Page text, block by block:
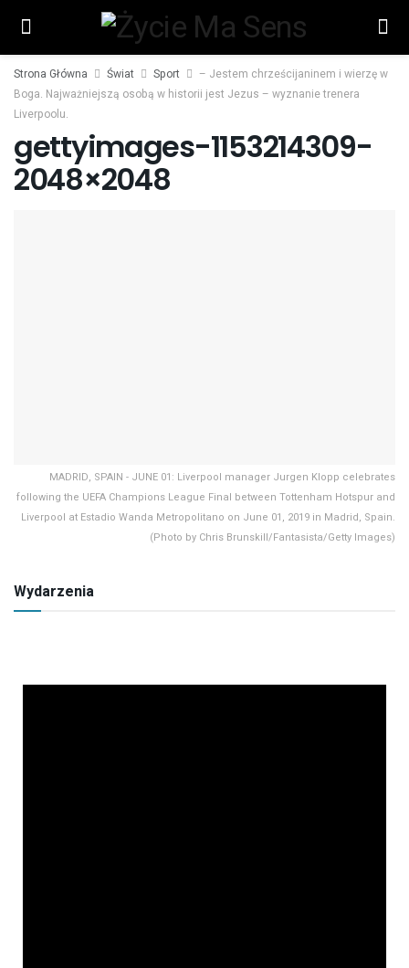
Strona Główna Świat Sport
– Jestem chrześcijaninem i wierzę w
Boga. Najważniejszą osobą w historii jest Jezus – wyznanie trenera
Liverpoolu.
gettyimages-1153214309-
2048×2048
MADRID, SPAIN - JUNE 01: Liverpool manager Jurgen Klopp celebrates
following the UEFA Champions League Final between Tottenham Hotspur and
Liverpool at Estadio Wanda Metropolitano on June 01, 2019 in Madrid, Spain.
(Photo by Chris Brunskill/Fantasista/Getty Images)
Wydarzenia